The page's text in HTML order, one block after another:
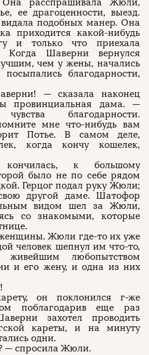
расспрашивала Жюли,
ее драгоценности, выезд.
подобных манер. Она
приходится какой-нибудь
и только что приехала
Шаверни вернулся
чем у жены, начались
посыпались благодарности,
— сказала наконец
провинциальная дама. —
благодарности.
мне что-нибудь вам
Потье. В самом деле,
когда кончу кошелек,
к большому
было не по себе рядом
Герцог подал руку Жюли;
другой даме. Шатофор
видом шел за Жюли,
со знакомыми, которые
Жюли где-то их уже
человек шепнул им что-то,
любопытством
и его жену, и одна из них
он поклонился г-же
поблагодарив еще раз
захотел проводить
кареты, и на минуту
одни.
— спросила Жюли.